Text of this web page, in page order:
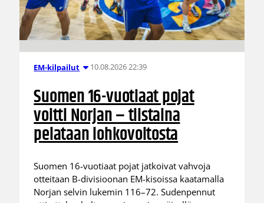
EM-kilpailut 10.08.2026 22:39
Suomen 16-vuotiaat pojat
voitti Norjan – tiistaina
pelataan lohkovoitosta
Suomen 16-vuotiaat pojat jatkoivat vahvoja
otteitaan B-divisioonan EM-kisoissa kaatamalla
Norjan selvin lukemin 116–72. Sudenpennut